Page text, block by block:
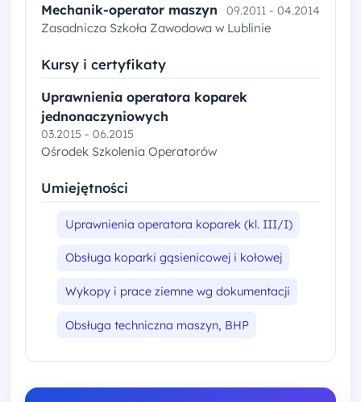
Mechanik-operator maszyn 09.2011 - 04.2014
Zasadnicza Szkoła Zawodowa w Lublinie
Kursy i certyfikaty
Uprawnienia operatora koparek
jednonaczyniowych
03.2015 - 06.2015
Ośrodek Szkolenia Operatorów
Umiejętności
Uprawnienia operatora koparek (kl. III/I)
Obsługa koparki gąsienicowej i kołowej
Wykopy i prace ziemne wg dokumentacji
Obsługa techniczna maszyn, BHP